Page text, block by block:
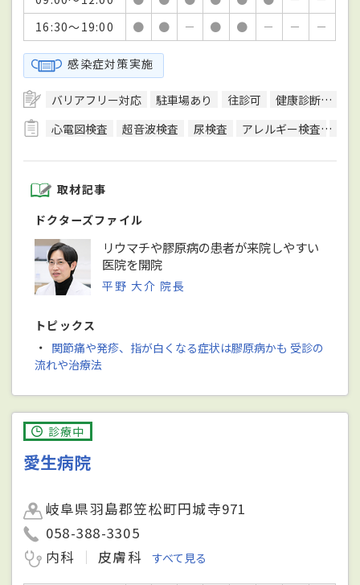
16:30～19:00
● ● － ● ● － － －
感染症対策実施
バリアフリー対応 駐車場あり 往診可 健康診断対応
心電図検査
超音波検査 尿検査 アレルギー検査
取材記事
ドクターズファイル
リウマチや膠原病の患者が来院しやすい
医院を開院
平野 大介 院長
トピックス
・ 関節痛や発疹、指が白くなる症状は膠原病かも 受診の
流れや治療法
診療中
愛生病院
岐阜県羽島郡笠松町円城寺971
058-388-3305
内科
皮膚科 すべて見る